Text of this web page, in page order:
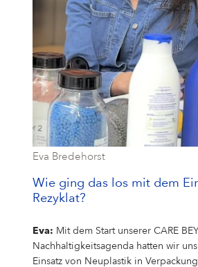
Wie ging das los mit dem
Rezyklat?
Eva Bredehorst
Eva: Mit dem Start unserer CARE
Nachhaltigkeitsagenda hatten wir
Einsatz von Neuplastik in